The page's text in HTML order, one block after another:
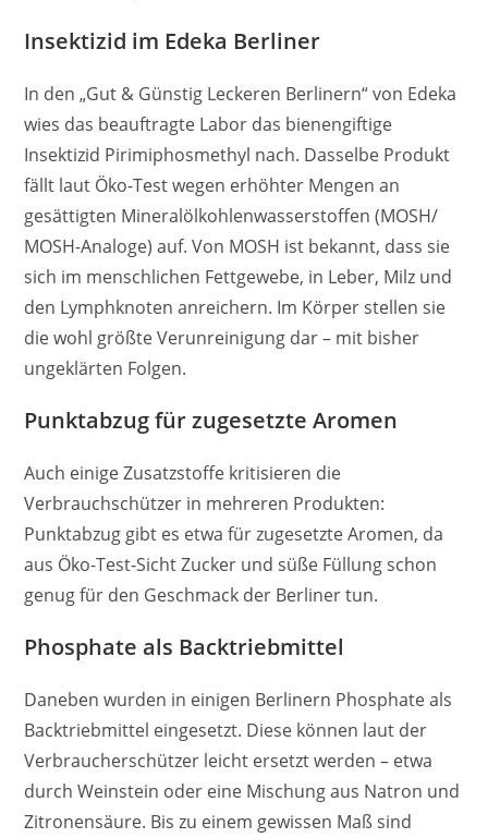
Insektizid im Edeka Berliner
In den „Gut & Günstig Leckeren Berlinern“ von Edeka
wies das beauftragte Labor das bienengiftige
Insektizid Pirimiphosmethyl nach. Dasselbe Produkt
fällt laut Öko-Test wegen erhöhter Mengen an
gesättigten Mineralölkohlenwasserstoffen (MOSH/
MOSH-Analoge) auf. Von MOSH ist bekannt, dass sie
sich im menschlichen Fettgewebe, in Leber, Milz und
den Lymphknoten anreichern. Im Körper stellen sie
die wohl größte Verunreinigung dar – mit bisher
ungeklärten Folgen.
Punktabzug für zugesetzte Aromen
Auch einige Zusatzstoffe kritisieren die
Verbrauchschützer in mehreren Produkten:
Punktabzug gibt es etwa für zugesetzte Aromen, da
aus Öko-Test-Sicht Zucker und süße Füllung schon
genug für den Geschmack der Berliner tun.
Phosphate als Backtriebmittel
Daneben wurden in einigen Berlinern Phosphate als
Backtriebmittel eingesetzt. Diese können laut der
Verbraucherschützer leicht ersetzt werden – etwa
durch Weinstein oder eine Mischung aus Natron und
Zitronensäure. Bis zu einem gewissen Maß sind